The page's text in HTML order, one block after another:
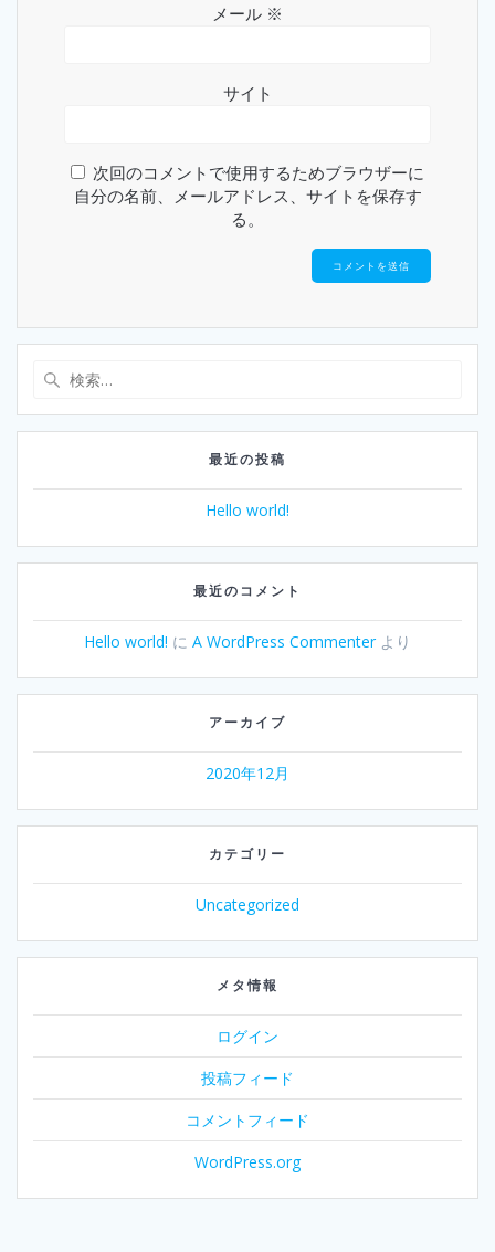
メール ※
サイト
次回のコメントで使用するためブラウザーに
自分の名前、メールアドレス、サイトを保存す
る。
最近の投稿
Hello world!
最近のコメント
Hello world! に A WordPress Commenterより
アーカイブ
2020年12月
カテゴリー
Uncategorized
メタ情報
ログイン
投稿フィード
コメントフィード
WordPress.org